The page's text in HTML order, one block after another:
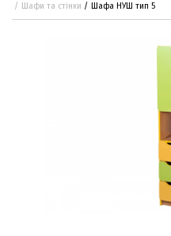
Шафи та стінки
Шафа НУШ тип 5